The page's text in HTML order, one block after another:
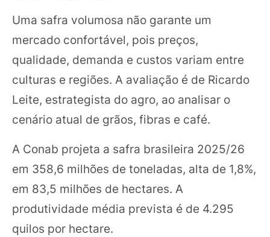
Uma safra volumosa não garante um
mercado confortável, pois preços,
qualidade, demanda e custos variam entre
culturas e regiões. A avaliação é de Ricardo
Leite, estrategista do agro, ao analisar o
cenário atual de grãos, fibras e café.
A Conab projeta a safra brasileira 2025/26
em 358,6 milhões de toneladas, alta de 1,8%,
em 83,5 milhões de hectares. A
produtividade média prevista é de 4.295
quilos por hectare.